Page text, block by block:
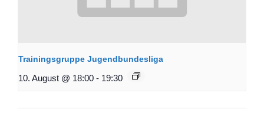
Trainingsgruppe Jugendbundesliga
10. August @ 18:00 - 19:30